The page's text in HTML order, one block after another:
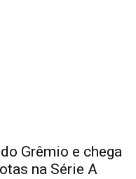
Grêmio e chega
na Série A